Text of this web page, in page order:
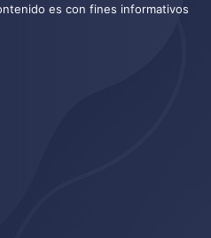
es con fines informativos